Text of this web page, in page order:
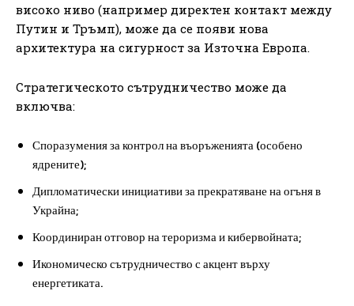
високо ниво (например директен контакт между
Путин и Тръмп), може да се появи нова
архитектура на сигурност за Източна Европа.
Стратегическото сътрудничество може да
включва:
Споразумения за контрол на въоръженията (особено
ядрените);
Дипломатически инициативи за прекратяване на огъня в
Украйна;
Координиран отговор на тероризма и кибервойната;
Икономическо сътрудничество с акцент върху
енергетиката.